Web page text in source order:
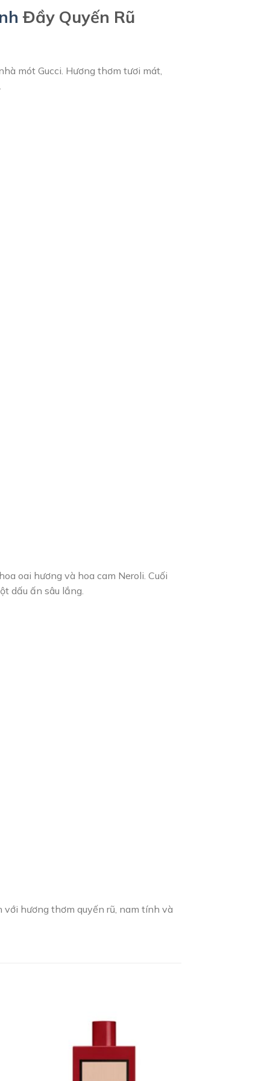
Đầy Quyến Rũ
mót Gucci. Hương thơm tươi mát,
oai hương và hoa cam Neroli. Cuối
dấu ấn sâu lắng.
hương thơm quyến rũ, nam tính và